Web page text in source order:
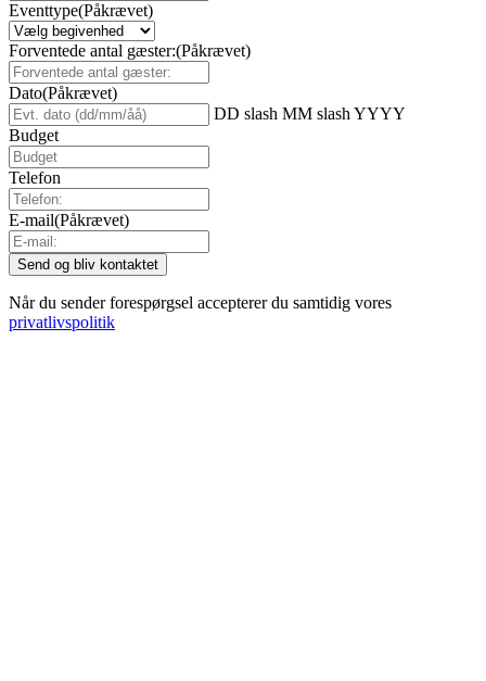
Eventtype(Påkrævet)
Forventede antal gæster:(Påkrævet)
Dato(Påkrævet)
DD slash MM slash YYYY
Budget
Telefon
E-mail(Påkrævet)
Når du sender forespørgsel accepterer du samtidig vores
privatlivspolitik